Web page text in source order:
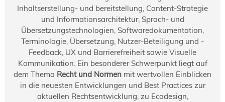
Inhaltserstellung- und bereitstellung, Content-Strategie
und Informationsarchitektur, Sprach- und
Übersetzungstechnologien, Softwaredokumentation,
Terminologie, Übersetzung, Nutzer-Beteiligung und -
Feedback, UX und Barrierefreiheit sowie Visuelle
Kommunikation. Ein besonderer Schwerpunkt liegt auf
dem Thema Recht und Normen mit wertvollen Einblicken
in die neuesten Entwicklungen und Best Practices zur
aktuellen Rechtsentwicklung, zu Ecodesign,